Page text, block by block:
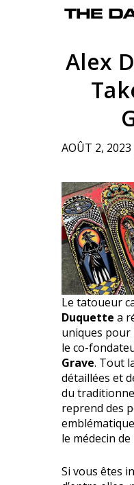
Alex
AOÛT 2, 2023
Le tatoueur
Duquette a
uniques pour
le co-
Grave. Tout
détaillées et
du
reprend des
le médecin de
Si vous êtes